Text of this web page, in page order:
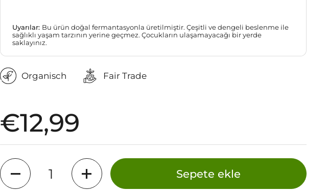
Uyarılar: Bu ürün doğal fermantasyonla üretilmiştir. Çeşitli ve dengeli beslenme ile
sağlıklı yaşam tarzının yerine geçmez. Çocukların ulaşamayacağı bir yerde
saklayınız.
Organisch Fair Trade
Fiyat:
€12,99
Miktar
Sepete ekle